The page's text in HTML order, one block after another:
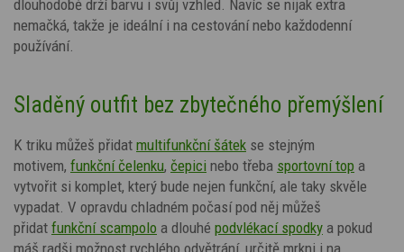
dlouhodobě drží barvu i svůj vzhled. Navíc se nijak extra
nemačká, takže je ideální i na cestování nebo každodenní
používání.
Sladěný outfit bez zbytečného přemýšlení
K triku můžeš přidat multifunkční šátek se stejným
motivem, funkční čelenku, čepici nebo třeba sportovní top a
vytvořit si komplet, který bude nejen funkční, ale taky skvěle
vypadat. V opravdu chladném počasí pod něj můžeš
přidat funkční scampolo a dlouhé podvlékací spodky a pokud
máš radši možnost rychlého odvětrání, určitě mrkni i na